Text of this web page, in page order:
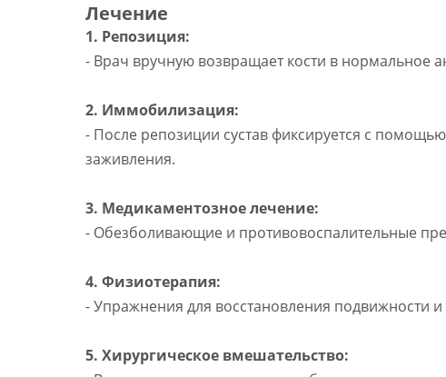
Лечение
1. Репозиция:
- Врач вручную возвращает кости в нормальное
2. Иммобилизация:
- После репозиции сустав фиксируется с
заживления.
3. Медикаментозное лечение:
- Обезболивающие и противовоспалительные
4. Физиотерапия:
- Упражнения для восстановления подвижности
5. Хирургическое вмешательство: